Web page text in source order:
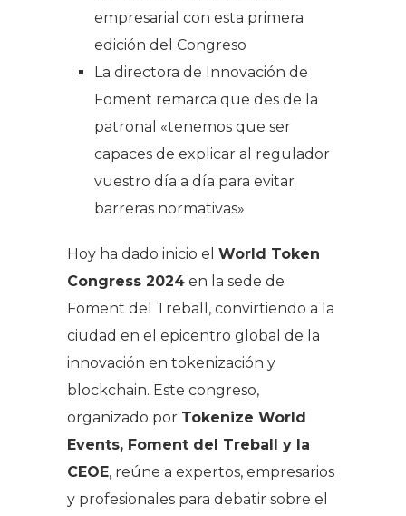
empresarial con esta primera
edición del Congreso
La directora de Innovación de
Foment remarca que des de la
patronal «tenemos que ser
capaces de explicar al regulador
vuestro día a día para evitar
barreras normativas»
Hoy ha dado inicio el World Token
Congress 2024 en la sede de
Foment del Treball, convirtiendo a la
ciudad en el epicentro global de la
innovación en tokenización y
blockchain. Este congreso,
organizado por Tokenize World
Events, Foment del Treball y la
CEOE, reúne a expertos, empresarios
y profesionales para debatir sobre el